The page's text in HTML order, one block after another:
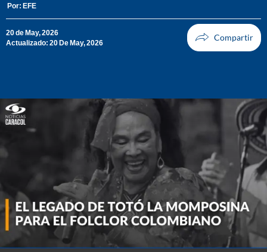
Por: EFE
20 de May, 2026
Actualizado: 20 De May, 2026